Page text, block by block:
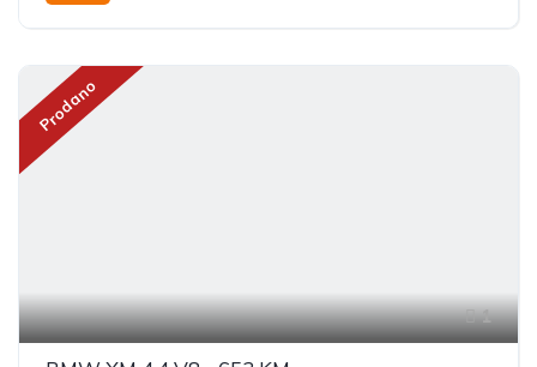
Prodano
1